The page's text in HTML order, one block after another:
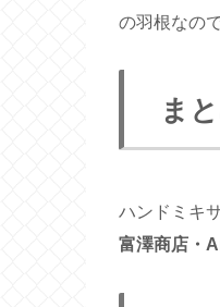
の羽根なの
ま
ハンドミキ
富澤商店・